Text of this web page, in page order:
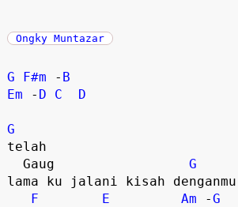
Ongky Muntazar
G F#m - B
Em - D C D
G
telah
  Gaug
G
lama ku jalani kisah denganmu
F
E Am -G